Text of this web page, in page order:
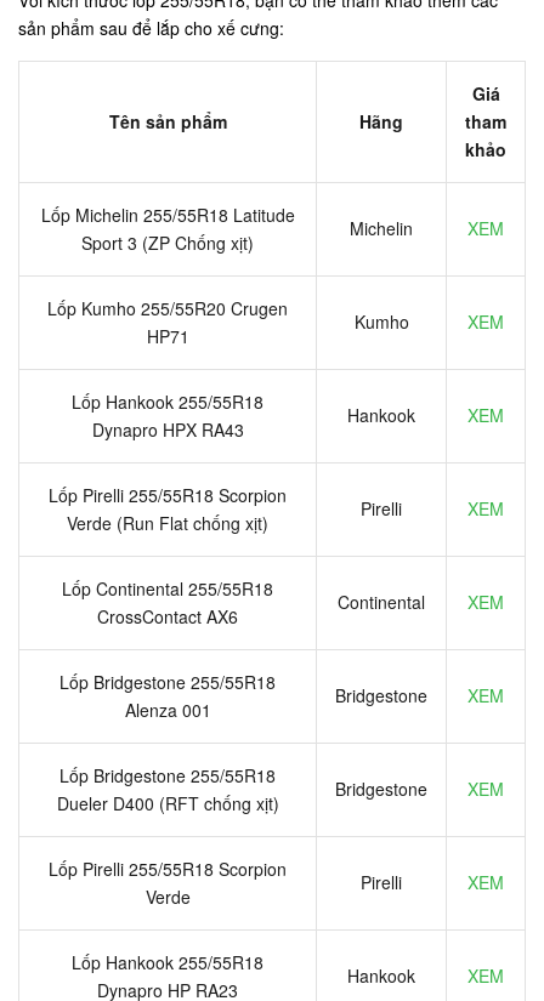
sản phẩm sau để lắp cho xế cưng:
Tên sản phẩm Hãng
Giá
tham
khảo
Lốp Michelin 255/55R18 Latitude
Sport 3 (ZP Chống xịt)
Michelin XEM
Lốp Kumho 255/55R20 Crugen
HP71
Kumho XEM
Lốp Hankook 255/55R18
Dynapro HPX RA43
Hankook XEM
Lốp Pirelli 255/55R18 Scorpion
Verde (Run Flat chống xịt)
Pirelli XEM
Lốp Continental 255/55R18
CrossContact AX6
Continental XEM
Lốp Bridgestone 255/55R18
Alenza 001
Bridgestone XEM
Lốp Bridgestone 255/55R18
Dueler D400 (RFT chống xịt)
Bridgestone XEM
Lốp Pirelli 255/55R18 Scorpion
Verde
Pirelli XEM
Lốp Hankook 255/55R18
Dynapro HP RA23
Hankook XEM